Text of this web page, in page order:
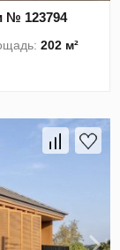
№ 123794
202 м²